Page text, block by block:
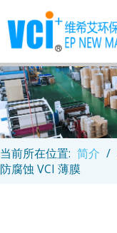
当前所在位置: 简介 /
防腐蚀 VCI 薄膜